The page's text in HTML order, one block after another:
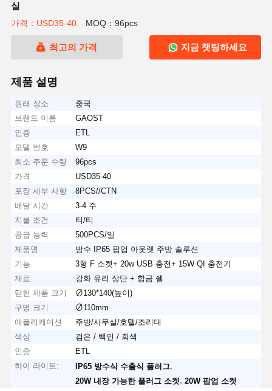
실
가격：USD35-40 MOQ：96pcs
최고의 가격 지금 챗팅하세요
제품 설명
원래 장소
중국
브랜드 이름
GAOST
인증
ETL
모델 번호
W9
최소 주문 수량
96pcs
가격
USD35-40
포장 세부 사항
8PCS//CTN
배달 시간
3-4 주
지불 조건
티/티
공급 능력
500PCS/일
제품명
방수 IP65 팝업 아웃렛 주방 솔루션
기능
3형 F 소켓+ 20w USB 충전+ 15W QI 충전기
재료
강화 유리 상단 + 합금 쉘
닫힌 제품 크기
∅130*140(높이)
구멍 크기
∅110mm
애플리케이션
주방/사무실/호텔/조리대
색상
검은 / 백인 / 회색
인증
ETL
하이 라이트:
IP65 방수식 수출식 플러그
20W 내장 가능한 플러그 소켓 ,20W 팝업 소켓